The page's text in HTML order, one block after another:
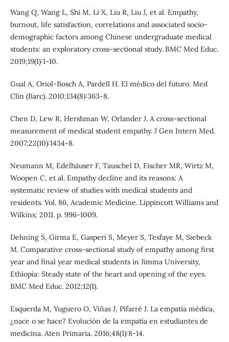
Wang Q, Wang L, Shi M, Li X, Liu R, Liu J, et al. Empathy,
burnout, life satisfaction, correlations and associated socio-
demographic factors among Chinese undergraduate medical
students: an exploratory cross-sectional study. BMC Med Educ.
2019;19(1):1-10.
Gual A, Oriol-Bosch A, Pardell H. El médico del futuro. Med
Clin (Barc). 2010;134(8):363-8.
Chen D, Lew R, Hershman W, Orlander J. A cross-sectional
measurement of medical student empathy. J Gen Intern Med.
2007;22(10):1434-8.
Neumann M, Edelhäuser F, Tauschel D, Fischer MR, Wirtz M,
Woopen C, et al. Empathy decline and its reasons: A
systematic review of studies with medical students and
residents. Vol. 86, Academic Medicine. Lippincott Williams and
Wilkins; 2011. p. 996-1009.
Dehning S, Girma E, Gasperi S, Meyer S, Tesfaye M, Siebeck
M. Comparative cross-sectional study of empathy among first
year and final year medical students in Jimma University,
Ethiopia: Steady state of the heart and opening of the eyes.
BMC Med Educ. 2012;12(1).
Esquerda M, Yuguero O, Viñas J, Pifarré J. La empatía médica,
¿nace o se hace? Evolución de la empatía en estudiantes de
medicina. Aten Primaria. 2016;48(1):8-14.